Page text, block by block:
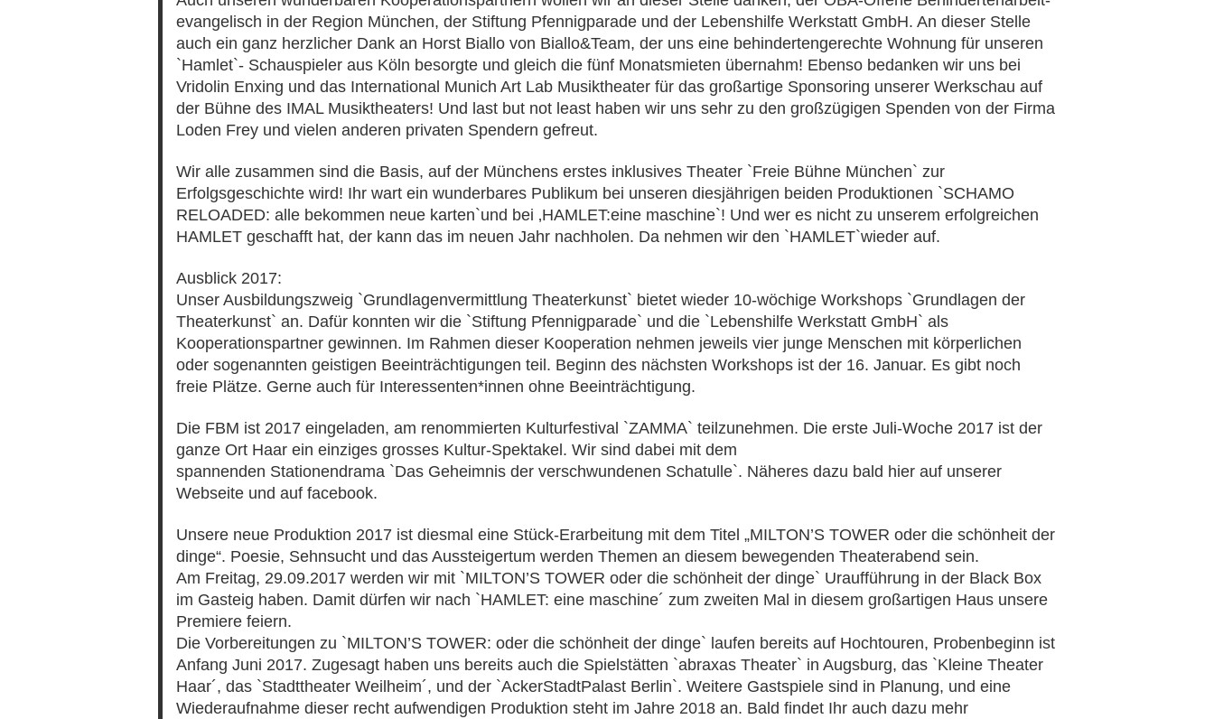
evangelisch in der Region München, der Stiftung Pfennigparade und der Lebenshilfe Werkstatt GmbH. An dieser Stelle
auch ein ganz herzlicher Dank an Horst Biallo von Biallo&Team, der uns eine behindertengerechte Wohnung für unseren
`Hamlet`- Schauspieler aus Köln besorgte und gleich die fünf Monatsmieten übernahm! Ebenso bedanken wir uns bei
Vridolin Enxing und das International Munich Art Lab Musiktheater für das großartige Sponsoring unserer Werkschau auf
der Bühne des IMAL Musiktheaters! Und last but not least haben wir uns sehr zu den großzügigen Spenden von der Firma
Loden Frey und vielen anderen privaten Spendern gefreut.
Wir alle zusammen sind die Basis, auf der Münchens erstes inklusives Theater `Freie Bühne München` zur
Erfolgsgeschichte wird! Ihr wart ein wunderbares Publikum bei unseren diesjährigen beiden Produktionen `SCHAMO
RELOADED: alle bekommen neue karten`und bei ‚HAMLET:eine maschine`! Und wer es nicht zu unserem erfolgreichen
HAMLET geschafft hat, der kann das im neuen Jahr nachholen. Da nehmen wir den `HAMLET`wieder auf.
Ausblick 2017:
Unser Ausbildungszweig `Grundlagenvermittlung Theaterkunst` bietet wieder 10-wöchige Workshops `Grundlagen der
Theaterkunst` an. Dafür konnten wir die `Stiftung Pfennigparade` und die `Lebenshilfe Werkstatt GmbH` als
Kooperationspartner gewinnen. Im Rahmen dieser Kooperation nehmen jeweils vier junge Menschen mit körperlichen
oder sogenannten geistigen Beeinträchtigungen teil. Beginn des nächsten Workshops ist der 16. Januar. Es gibt noch
freie Plätze. Gerne auch für Interessenten*innen ohne Beeinträchtigung.
Die FBM ist 2017 eingeladen, am renommierten Kulturfestival `ZAMMA` teilzunehmen. Die erste Juli-Woche 2017 ist der
ganze Ort Haar ein einziges grosses Kultur-Spektakel. Wir sind dabei mit dem
spannenden Stationendrama `Das Geheimnis der verschwundenen Schatulle`. Näheres dazu bald hier auf unserer
Webseite und auf facebook.
Unsere neue Produktion 2017 ist diesmal eine Stück-Erarbeitung mit dem Titel „MILTON’S TOWER oder die schönheit der
dinge“. Poesie, Sehnsucht und das Aussteigertum werden Themen an diesem bewegenden Theaterabend sein.
Am Freitag, 29.09.2017 werden wir mit `MILTON’S TOWER oder die schönheit der dinge` Uraufführung in der Black Box
im Gasteig haben. Damit dürfen wir nach `HAMLET: eine maschine´ zum zweiten Mal in diesem großartigen Haus unsere
Premiere feiern.
Die Vorbereitungen zu `MILTON’S TOWER: oder die schönheit der dinge` laufen bereits auf Hochtouren, Probenbeginn ist
Anfang Juni 2017. Zugesagt haben uns bereits auch die Spielstätten `abraxas Theater` in Augsburg, das `Kleine Theater
Haar´, das `Stadttheater Weilheim´, und der `AckerStadtPalast Berlin`. Weitere Gastspiele sind in Planung, und eine
Wiederaufnahme dieser recht aufwendigen Produktion steht im Jahre 2018 an. Bald findet Ihr auch dazu mehr